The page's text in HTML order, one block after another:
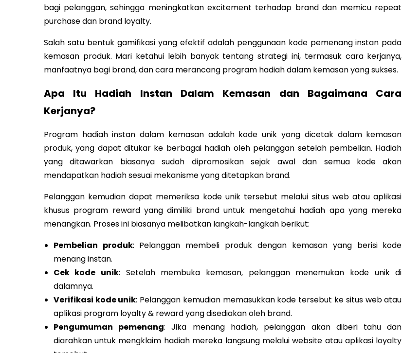
bagi pelanggan, sehingga meningkatkan excitement terhadap brand dan memicu repeat
purchase dan brand loyalty.
Salah satu bentuk gamifikasi yang efektif adalah penggunaan kode pemenang instan pada
kemasan produk. Mari ketahui lebih banyak tentang strategi ini, termasuk cara kerjanya,
manfaatnya bagi brand, dan cara merancang program hadiah dalam kemasan yang sukses.
Apa Itu Hadiah Instan Dalam Kemasan dan Bagaimana Cara
Kerjanya?
Program hadiah instan dalam kemasan adalah kode unik yang dicetak dalam kemasan
produk, yang dapat ditukar ke berbagai hadiah oleh pelanggan setelah pembelian. Hadiah
yang ditawarkan biasanya sudah dipromosikan sejak awal dan semua kode akan
mendapatkan hadiah sesuai mekanisme yang ditetapkan brand.
Pelanggan kemudian dapat memeriksa kode unik tersebut melalui situs web atau aplikasi
khusus program reward yang dimiliki brand untuk mengetahui hadiah apa yang mereka
menangkan. Proses ini biasanya melibatkan langkah-langkah berikut:
Pembelian produk: Pelanggan membeli produk dengan kemasan yang berisi kode
menang instan.
Cek kode unik: Setelah membuka kemasan, pelanggan menemukan kode unik di
dalamnya.
Verifikasi kode unik: Pelanggan kemudian memasukkan kode tersebut ke situs web atau
aplikasi program loyalty & reward yang disediakan oleh brand.
Pengumuman pemenang: Jika menang hadiah, pelanggan akan diberi tahu dan
diarahkan untuk mengklaim hadiah mereka langsung melalui website atau aplikasi loyalty